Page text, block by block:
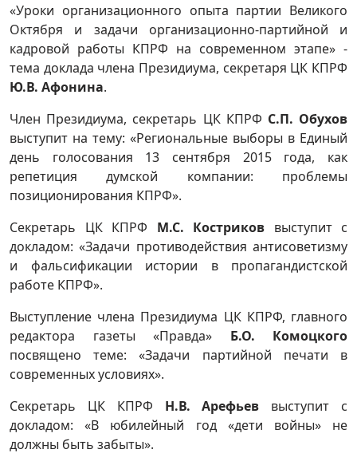
«Уроки организационного опыта партии Великого
Октября и задачи организационно-партийной и
кадровой работы КПРФ на современном этапе» -
тема доклада члена Президиума, секретаря ЦК КПРФ
Ю.В. Афонина.
Член Президиума, секретарь ЦК КПРФ С.П. Обухов
выступит на тему: «Региональные выборы в Единый
день голосования 13 сентября 2015 года, как
репетиция думской компании: проблемы
позиционирования КПРФ».
Секретарь ЦК КПРФ М.С. Костриков выступит с
докладом: «Задачи противодействия антисоветизму
и фальсификации истории в пропагандистской
работе КПРФ».
Выступление члена Президиума ЦК КПРФ, главного
редактора газеты «Правда» Б.О. Комоцкого
посвящено теме: «Задачи партийной печати в
современных условиях».
Секретарь ЦК КПРФ Н.В. Арефьев выступит с
докладом: «В юбилейный год «дети войны» не
должны быть забыты».